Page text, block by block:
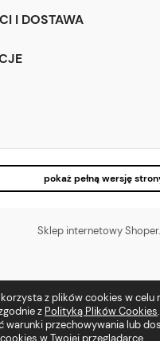
z plików cookies w celu
z Polityką Plików Cookies
warunki przechowywania lub
w Twojej przeglądarce.
I DOSTAWA
pokaż pełną wersję
Sklep internetowy